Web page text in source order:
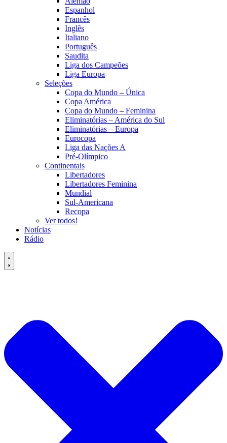
Espanhol
Francês
Inglês
Italiano
Português
Saudita
Liga dos Campeões
Liga Europa
Seleções
Copa do Mundo – Única
Copa América
Copa do Mundo – Feminina
Eliminatórias – América do Sul
Eliminatórias – Europa
Eurocopa
Liga das Nações A
Pré-Olímpico
Continentais
Libertadores
Libertadores Feminina
Mundial
Sul-Americana
Recopa
Ver todos!
Notícias
Rádio